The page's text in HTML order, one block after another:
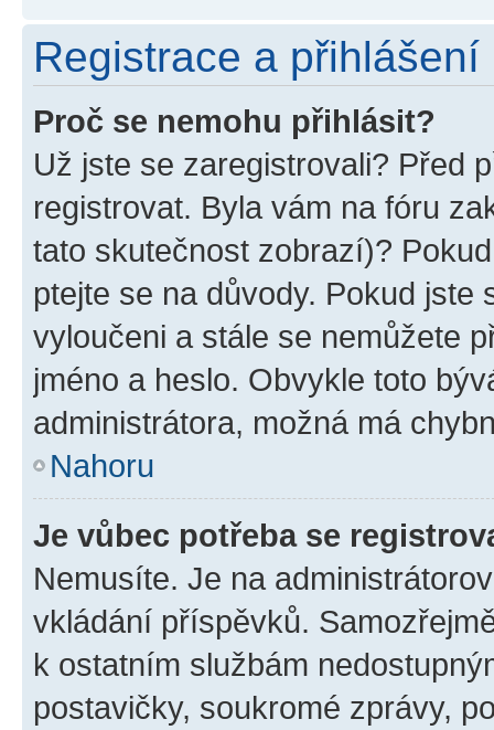
Registrace a přihlášení
Proč se nemohu přihlásit?
Už jste se zaregistrovali? Před
registrovat. Byla vám na fóru
tato skutečnost zobrazí)?
ptejte se na důvody. Pokud jste
vyloučeni a stále se nemůžete
jméno a heslo. Obvykle toto
administrátora, možná má
Nahoru
Je vůbec potřeba se
Nemusíte. Je na
vkládání příspěvků.
k ostatním službám
postavičky, soukromé zprávy,